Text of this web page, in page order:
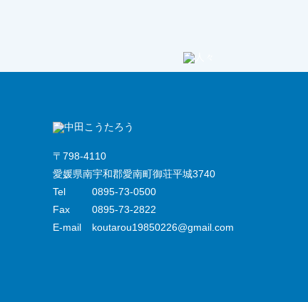
〒798-4110
愛媛県南宇和郡愛南町御荘平城3740
Tel
0895-73-0500
Fax
0895-73-2822
E-mail
koutarou19850226@gmail.com